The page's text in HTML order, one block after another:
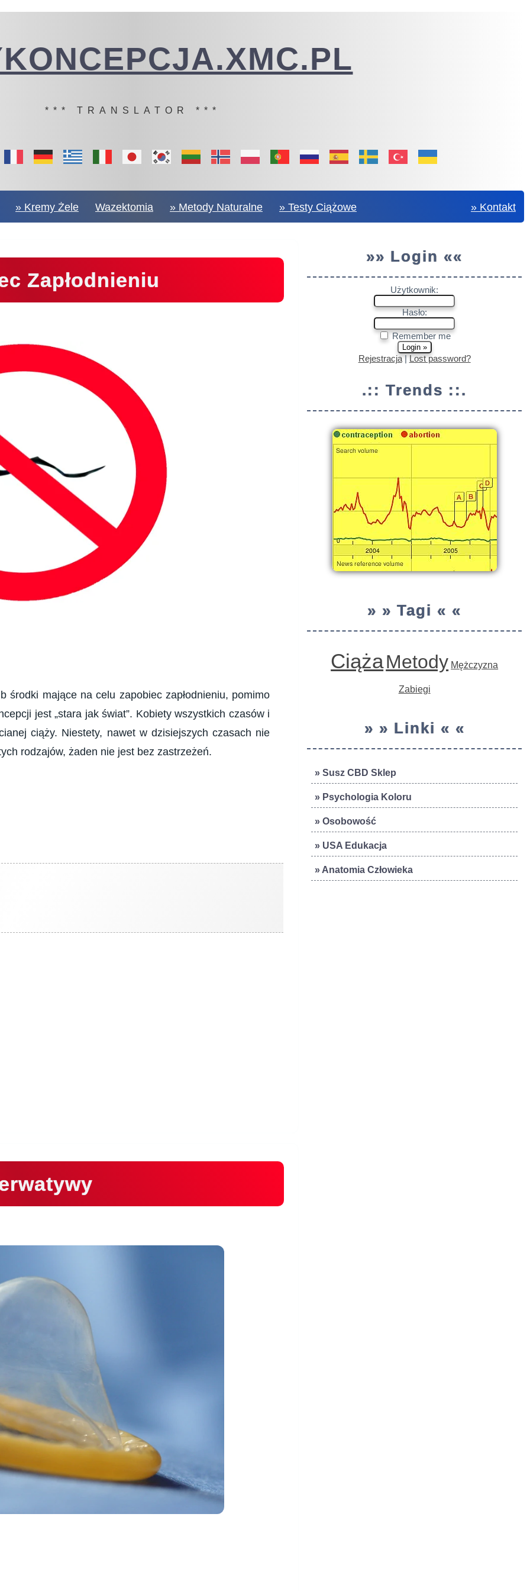
*** TRANSLATOR ***
» Kremy Żele Wazektomia » Metody Naturalne » Testy Ciążowe » Kontakt
»» Login ««
Użytkownik:
Hasło:
Remember me
Rejestracja|Lost password?
.:: Trends ::.
» » Tagi « «
CiążaMetody Mężczyzna
Zabiegi
» » Linki « «
» Susz CBD Sklep
» Psychologia Koloru
» Osobowość
» USA Edukacja
» Anatomia Człowieka
Zapłodnieniu
środki mające na celu zapobiec zapłodnieniu, pomimo
jest „stara jak świat”. Kobiety wszystkich czasów i
ciąży. Niestety, nawet w dzisiejszych czasach nie
rodzajów, żaden nie jest bez zastrzeżeń.